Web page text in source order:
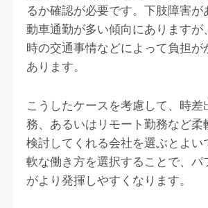
るか確認が必要です。下肢障害が
動車通勤が多い傾向にありますが
時の交通事情などによって負担が
あります。
こうしたケースを考慮して、時差
務、あるいはリモート勤務など柔
検討してくれる会社を選ぶとよい
軟な働き方を選択することで、パ
がより発揮しやすくなります。